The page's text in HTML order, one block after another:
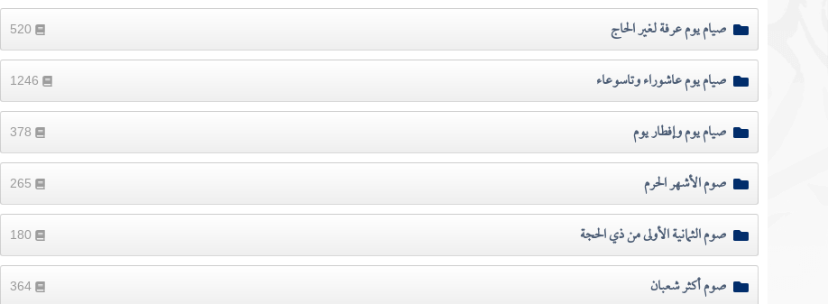
صيام يوم عرفة لغير الحاج
صيام يوم عاشوراء وتاسوعاء
صيام يوم وإفطار يوم
صوم الأشهر الحرم
صوم الثمانية الأولى من ذي الحجة
صوم أكثر شعبان 364